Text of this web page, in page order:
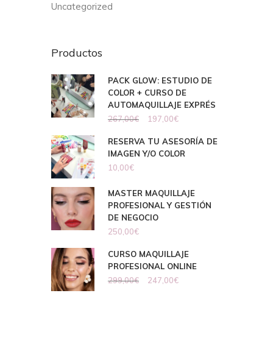
Uncategorized
Productos
PACK GLOW: ESTUDIO DE
COLOR + CURSO DE
AUTOMAQUILLAJE EXPRÉS
267,00€ 197,00€
RESERVA TU ASESORÍA DE
IMAGEN Y/O COLOR
10,00€
MASTER MAQUILLAJE
PROFESIONAL Y GESTIÓN
DE NEGOCIO
250,00€
CURSO MAQUILLAJE
PROFESIONAL ONLINE
299,00€ 247,00€